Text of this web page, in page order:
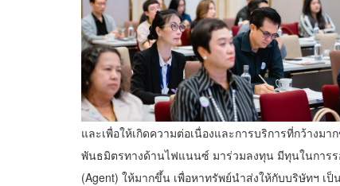
และเพื่อให้เกิดความต่อเนื่องและการบริการที่กว้างม
พันธมิตรทางด้านไฟแนนซ์ มาร่วมลงทุน มีทุนในการร
(Agent) ให้มากขึ้น เพื่อหาทรัพย์นำส่งให้กับบริษัทฯ